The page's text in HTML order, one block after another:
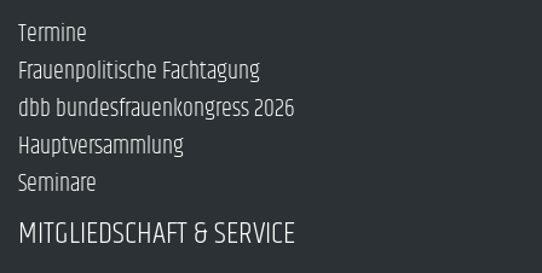
Termine
Frauenpolitische Fachtagung
dbb bundesfrauenkongress 2026
Hauptversammlung
Seminare
MITGLIEDSCHAFT & SERVICE